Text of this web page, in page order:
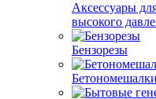
Аксессуары
высокого
Бензорезы
Бетономешалки